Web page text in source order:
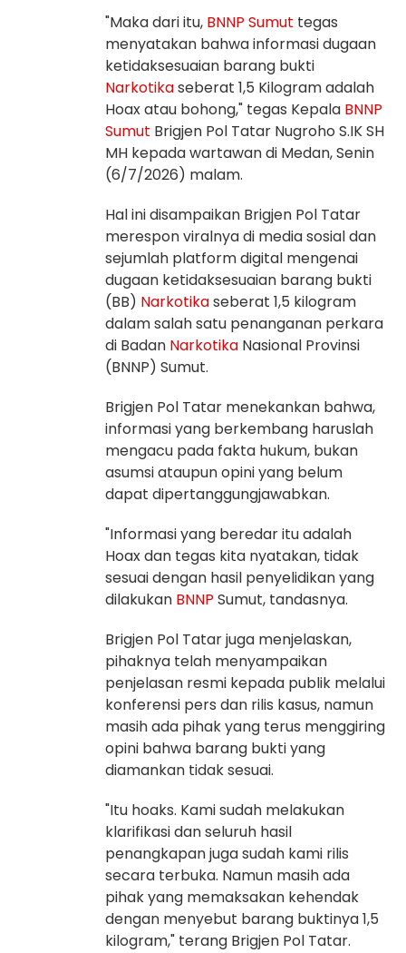
"Maka dari itu, BNNP Sumut tegas
menyatakan bahwa informasi dugaan
ketidaksesuaian barang bukti
Narkotikaseberat 1,5 Kilogram adalah
Hoax atau bohong," tegas Kepala BNNP
Sumut Brigjen Pol Tatar Nugroho S.IK SH
MH kepada wartawan di Medan, Senin
(6/7/2026) malam.
Hal ini disampaikan Brigjen Pol Tatar
merespon viralnya di media sosial dan
sejumlah platform digital mengenai
dugaan ketidaksesuaian barang bukti
(BB) Narkotikaseberat 1,5 kilogram
dalam salah satu penanganan perkara
di Badan Narkotika Nasional Provinsi
(BNNP) Sumut.
Brigjen Pol Tatar menekankan bahwa,
informasi yang berkembang haruslah
mengacu pada fakta hukum, bukan
asumsi ataupun opini yang belum
dapat dipertanggungjawabkan.
"Informasi yang beredar itu adalah
Hoax dan tegas kita nyatakan, tidak
sesuai dengan hasil penyelidikan yang
dilakukan BNNP Sumut, tandasnya.
Brigjen Pol Tatar juga menjelaskan,
pihaknya telah menyampaikan
penjelasan resmi kepada publik melalui
konferensi pers dan rilis kasus, namun
masih ada pihak yang terus menggiring
opini bahwa barang bukti yang
diamankan tidak sesuai.
"Itu hoaks. Kami sudah melakukan
klarifikasi dan seluruh hasil
penangkapan juga sudah kami rilis
secara terbuka. Namun masih ada
pihak yang memaksakan kehendak
dengan menyebut barang buktinya 1,5
kilogram," terang Brigjen Pol Tatar.